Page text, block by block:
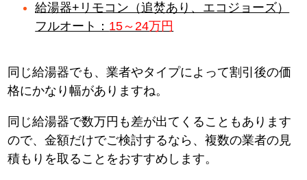
給湯器+リモコン（追焚あり、エコジョーズ）
フルオート： 15～24万円
同じ給湯器でも、業者やタイプによって割引後の価
格にかなり幅がありますね。
同じ給湯器で数万円も差が出てくることもあります
ので、金額だけでご検討するなら、複数の業者の見
積もりを取ることをおすすめします。